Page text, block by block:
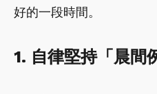
好的一段時間。
1. 自律堅持「晨間